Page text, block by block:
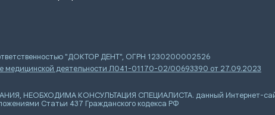
"ДОКТОР ДЕНТ", ОГРН 1230200002526
медицинской деятельности Л041-01170-02/00693390 от 27.09.2023
НЕОБХОДИМА КОНСУЛЬТАЦИЯ СПЕЦИАЛИСТА. данный Интернет-сайт
Статьи 437 Гражданского кодекса РФ